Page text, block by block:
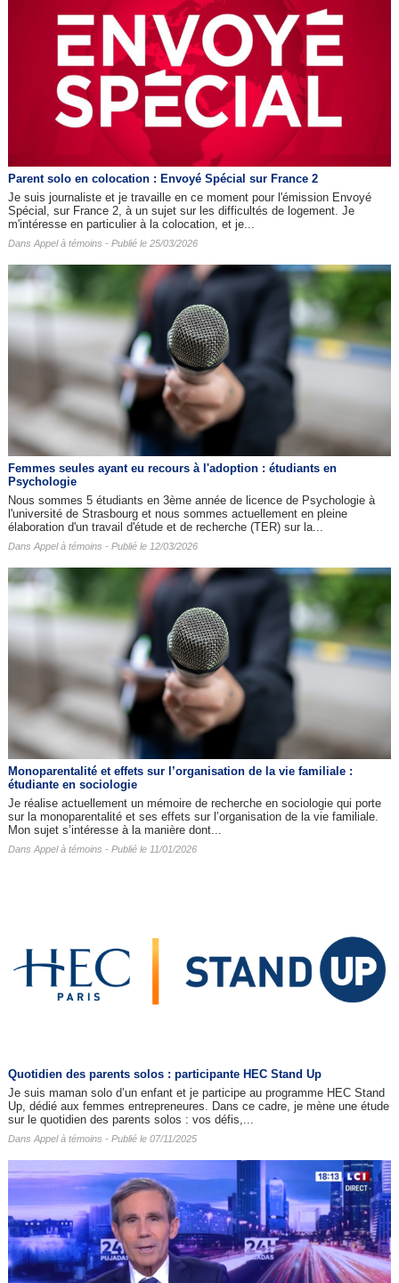
Parent solo en colocation : Envoyé Spécial sur France 2
Je suis journaliste et je travaille en ce moment pour l'émission Envoyé
Spécial, sur France 2, à un sujet sur les difficultés de logement. Je
m'intéresse en particulier à la colocation, et je...
Dans Appel à témoins - Publié le 25/03/2026
Femmes seules ayant eu recours à l'adoption : étudiants en
Psychologie
Nous sommes 5 étudiants en 3ème année de licence de Psychologie à
l'université de Strasbourg et nous sommes actuellement en pleine
élaboration d'un travail d'étude et de recherche (TER) sur la...
Dans Appel à témoins - Publié le 12/03/2026
Monoparentalité et effets sur l’organisation de la vie familiale :
étudiante en sociologie
Je réalise actuellement un mémoire de recherche en sociologie qui porte
sur la monoparentalité et ses effets sur l’organisation de la vie familiale.
Mon sujet s’intéresse à la manière dont...
Dans Appel à témoins - Publié le 11/01/2026
Quotidien des parents solos : participante HEC Stand Up
Je suis maman solo d’un enfant et je participe au programme HEC Stand
Up, dédié aux femmes entrepreneures. Dans ce cadre, je mène une étude
sur le quotidien des parents solos : vos défis,...
Dans Appel à témoins - Publié le 07/11/2025